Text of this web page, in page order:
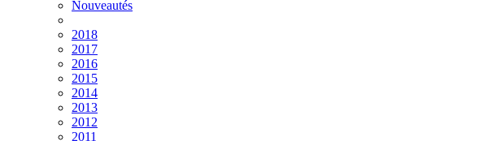
Nouveautés
2018
2017
2016
2015
2014
2013
2012
2011